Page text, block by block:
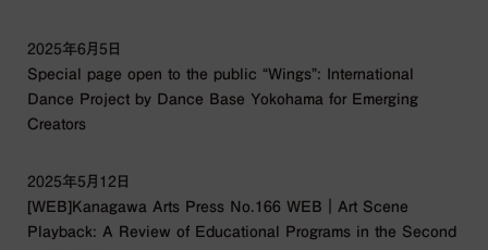
2025年6月5日
Special page open to the public “Wings”: International
Dance Project by Dance Base Yokohama for Emerging
Creators
2025年5月12日
[WEB]Kanagawa Arts Press No.166 WEB｜Art Scene
Playback: A Review of Educational Programs in the Second